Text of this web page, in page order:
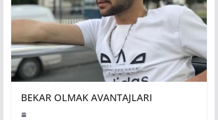
BEKAR OLMAK AVANTAJLARI